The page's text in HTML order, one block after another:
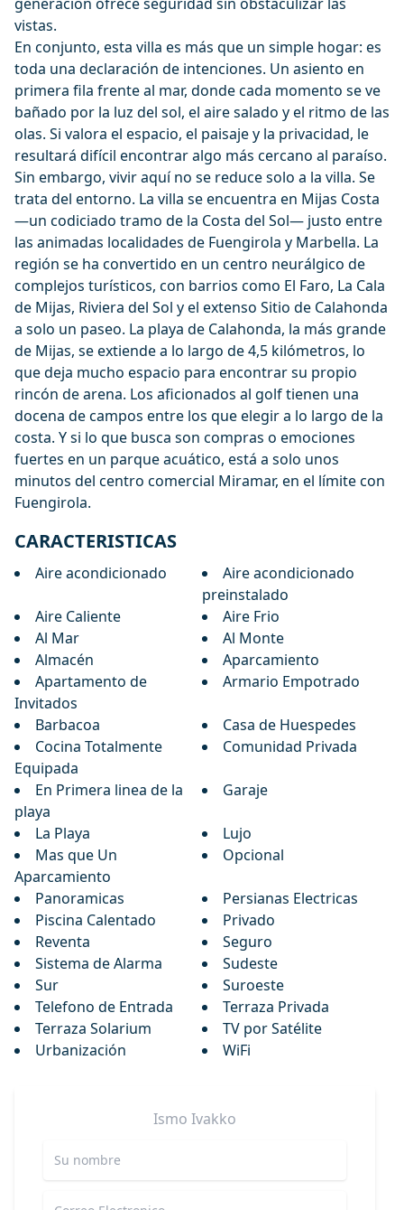
vistas.
En conjunto, esta villa es más que un simple hogar: es
toda una declaración de intenciones. Un asiento en
primera fila frente al mar, donde cada momento se ve
bañado por la luz del sol, el aire salado y el ritmo de las
olas. Si valora el espacio, el paisaje y la privacidad, le
resultará difícil encontrar algo más cercano al paraíso.
Sin embargo, vivir aquí no se reduce solo a la villa. Se
trata del entorno. La villa se encuentra en Mijas Costa
—un codiciado tramo de la Costa del Sol— justo entre
las animadas localidades de Fuengirola y Marbella. La
región se ha convertido en un centro neurálgico de
complejos turísticos, con barrios como El Faro, La Cala
de Mijas, Riviera del Sol y el extenso Sitio de Calahonda
a solo un paseo. La playa de Calahonda, la más grande
de Mijas, se extiende a lo largo de 4,5 kilómetros, lo
que deja mucho espacio para encontrar su propio
rincón de arena. Los aficionados al golf tienen una
docena de campos entre los que elegir a lo largo de la
costa. Y si lo que busca son compras o emociones
fuertes en un parque acuático, está a solo unos
minutos del centro comercial Miramar, en el límite con
Fuengirola.
CARACTERISTICAS
Aire acondicionado
Aire acondicionado
preinstalado
Aire Caliente
Aire Frio
Al Mar
Al Monte
Almacén
Aparcamiento
Apartamento de
Invitados
Armario Empotrado
Barbacoa
Casa de Huespedes
Cocina Totalmente
Equipada
Comunidad Privada
En Primera linea de la
playa
Garaje
La Playa
Lujo
Mas que Un
Aparcamiento
Opcional
Panoramicas
Persianas Electricas
Piscina Calentado
Privado
Reventa
Seguro
Sistema de Alarma
Sudeste
Sur
Suroeste
Telefono de Entrada
Terraza Privada
Terraza Solarium
TV por Satélite
Urbanización
WiFi
Ismo Ivakko